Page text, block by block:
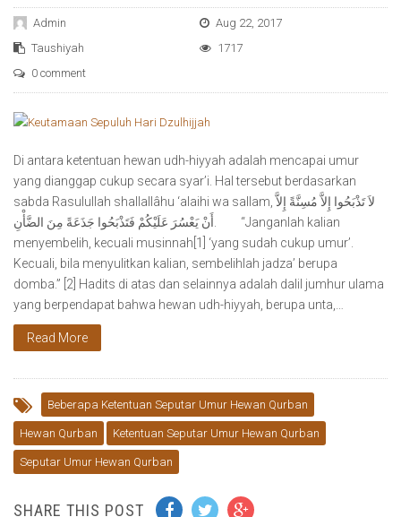
Admin
Aug 22, 2017
Taushiyah
1717
0 comment
Di antara ketentuan hewan udh-hiyyah adalah mencapai umur
yang dianggap cukup secara syar’i. Hal tersebut berdasarkan
sabda Rasulullah shallallâhu ‘alaihi wa sallam, لاَ تَذْبَحُوا إِلاَّ مُسِنَّةً إِلاَّ
أَنْ يَعْسُرَ عَلَيْكُمْ فَتَذْبَحُوا جَذَعَةً مِنَ الضَّأْنِ. “Janganlah kalian
menyembelih, kecuali musinnah[1] ‘yang sudah cukup umur’.
Kecuali, bila menyulitkan kalian, sembelihlah jadza’ berupa
domba.” [2] Hadits di atas dan selainnya adalah dalil jumhur ulama
yang berpendapat bahwa hewan udh-hiyyah, berupa unta,…
Read More
Beberapa Ketentuan Seputar Umur Hewan Qurban
Hewan Qurban Ketentuan Seputar Umur Hewan Qurban
Seputar Umur Hewan Qurban
SHARE THIS POST